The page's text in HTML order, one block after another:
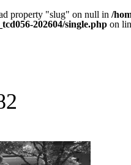
property "slug" on null in /
202604/single.php on